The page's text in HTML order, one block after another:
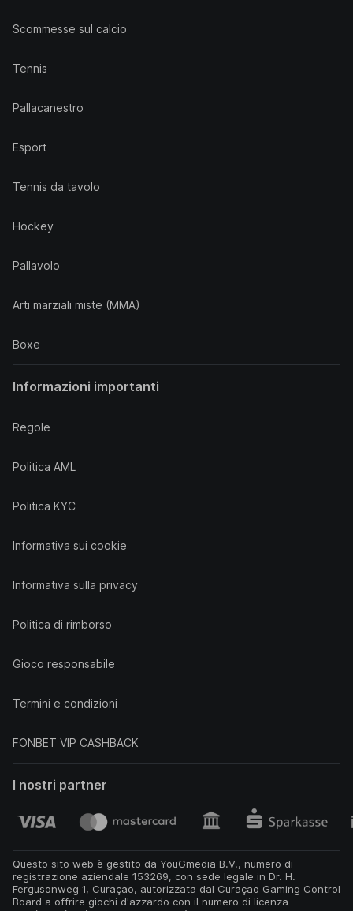
Scommesse sul calcio
Tennis
Pallacanestro
Esport
Tennis da tavolo
Hockey
Pallavolo
Arti marziali miste (MMA)
Boxe
Informazioni importanti
Regole
Politica AML
Politica KYC
Informativa sui cookie
Informativa sulla privacy
Politica di rimborso
Gioco responsabile
Termini e condizioni
FONBET VIP CASHBACK
I nostri partner
Questo sito web è gestito da YouGmedia B.V., numero di
registrazione aziendale 153269, con sede legale in Dr. H.
Fergusonweg 1, Curaçao, autorizzata dal Curaçao Gaming Control
Board a offrire giochi d'azzardo con il numero di licenza